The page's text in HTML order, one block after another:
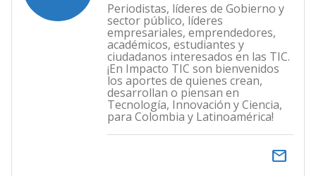
Periodistas, líderes de Gobierno y
sector público, líderes
empresariales, emprendedores,
académicos, estudiantes y
ciudadanos interesados en las TIC.
¡En Impacto TIC son bienvenidos
los aportes de quienes crean,
desarrollan o piensan en
Tecnología, Innovación y Ciencia,
para Colombia y Latinoamérica!
email